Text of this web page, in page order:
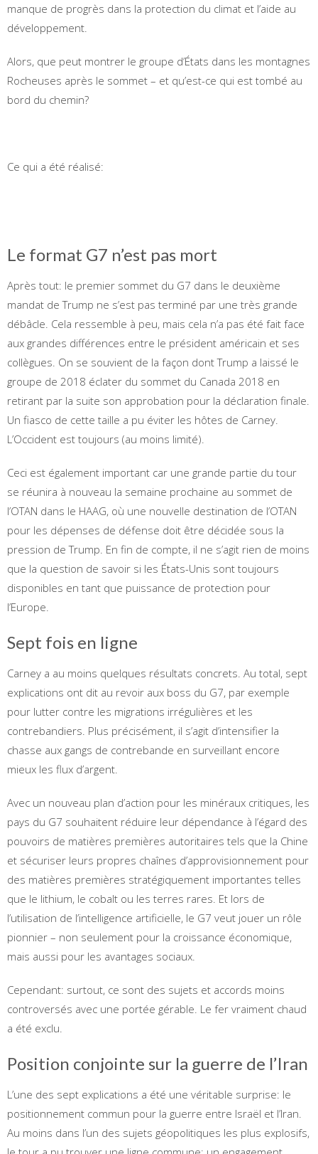
manque de progrès dans la protection du climat et l’aide au
développement.
Alors, que peut montrer le groupe d’États dans les montagnes
Rocheuses après le sommet – et qu’est-ce qui est tombé au
bord du chemin?
Ce qui a été réalisé:
Le format G7 n’est pas mort
Après tout: le premier sommet du G7 dans le deuxième
mandat de Trump ne s’est pas terminé par une très grande
débâcle. Cela ressemble à peu, mais cela n’a pas été fait face
aux grandes différences entre le président américain et ses
collègues. On se souvient de la façon dont Trump a laissé le
groupe de 2018 éclater du sommet du Canada 2018 en
retirant par la suite son approbation pour la déclaration finale.
Un fiasco de cette taille a pu éviter les hôtes de Carney.
L’Occident est toujours (au moins limité).
Ceci est également important car une grande partie du tour
se réunira à nouveau la semaine prochaine au sommet de
l’OTAN dans le HAAG, où une nouvelle destination de l’OTAN
pour les dépenses de défense doit être décidée sous la
pression de Trump. En fin de compte, il ne s’agit rien de moins
que la question de savoir si les États-Unis sont toujours
disponibles en tant que puissance de protection pour
l’Europe.
Sept fois en ligne
Carney a au moins quelques résultats concrets. Au total, sept
explications ont dit au revoir aux boss du G7, par exemple
pour lutter contre les migrations irrégulières et les
contrebandiers. Plus précisément, il s’agit d’intensifier la
chasse aux gangs de contrebande en surveillant encore
mieux les flux d’argent.
Avec un nouveau plan d’action pour les minéraux critiques, les
pays du G7 souhaitent réduire leur dépendance à l’égard des
pouvoirs de matières premières autoritaires tels que la Chine
et sécuriser leurs propres chaînes d’approvisionnement pour
des matières premières stratégiquement importantes telles
que le lithium, le cobalt ou les terres rares. Et lors de
l’utilisation de l’intelligence artificielle, le G7 veut jouer un rôle
pionnier – non seulement pour la croissance économique,
mais aussi pour les avantages sociaux.
Cependant: surtout, ce sont des sujets et accords moins
controversés avec une portée gérable. Le fer vraiment chaud
a été exclu.
Position conjointe sur la guerre de l’Iran
L’une des sept explications a été une véritable surprise: le
positionnement commun pour la guerre entre Israël et l’Iran.
Au moins dans l’un des sujets géopolitiques les plus explosifs,